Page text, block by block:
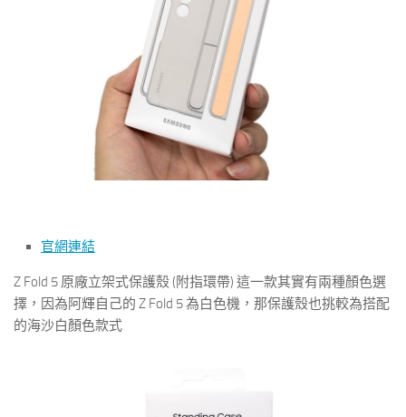
官網連結
Z Fold 5 原廠立架式保護殼 (附指環帶) 這一款其實有兩種顏色選
擇，因為阿輝自己的 Z Fold 5 為白色機，那保護殼也挑較為搭配
的海沙白顏色款式